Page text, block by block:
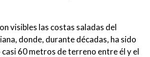
visibles las costas saladas del
donde, durante décadas, ha sido
60 metros de terreno entre él y el